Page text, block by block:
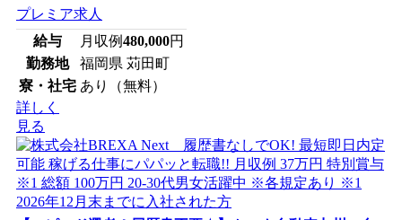
プレミア求人
給与
月収例480,000円
勤務地
福岡県 苅田町
寮・社宅 あり（無料）
詳しく
見る